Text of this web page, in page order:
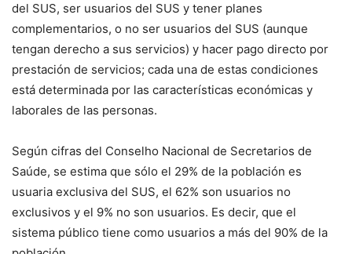
del SUS, ser usuarios del SUS y tener planes
complementarios, o no ser usuarios del SUS (aunque
tengan derecho a sus servicios) y hacer pago directo por
prestación de servicios; cada una de estas condiciones
está determinada por las características económicas y
laborales de las personas.
Según cifras del Conselho Nacional de Secretarios de
Saúde, se estima que sólo el 29% de la población es
usuaria exclusiva del SUS, el 62% son usuarios no
exclusivos y el 9% no son usuarios. Es decir, que el
sistema público tiene como usuarios a más del 90% de la